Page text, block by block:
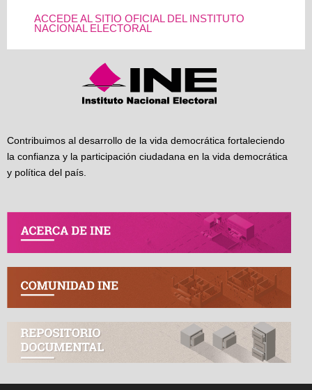
ACCEDE AL SITIO OFICIAL DEL INSTITUTO
NACIONAL ELECTORAL
Contribuimos al desarrollo de la vida democrática fortaleciendo
la confianza y la participación ciudadana en la vida democrática
y política del país.